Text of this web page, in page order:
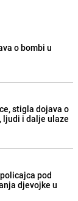
o bombi u
stigla dojava o
ljudi i dalje ulaze
pod
djevojke u